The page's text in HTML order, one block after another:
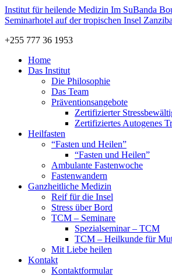
Institut fürheilende Medizin Im SuBanda
Seminarhotel auf der tropischen Insel
+255 777 36 1953
Home
Das Institut
Die Philosophie
Das Team
Präventionsangebote
Zertifizierter
Zertifiziertes Autogenes
Heilfasten
“Fasten und Heilen”
“Fasten und Heilen”
Ambulante Fastenwoche
Fastenwandern
Ganzheitliche Medizin
Reif für die Insel
Stress über Bord
TCM – Seminare
Spezialseminar – TCM
TCM – Heilkunde für
Mit Liebe heilen
Kontakt
Kontaktformular